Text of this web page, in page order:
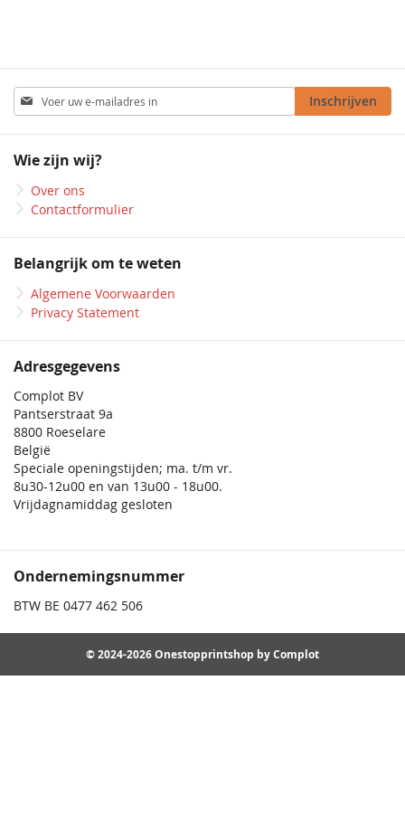
Abonneer
u
op
nieuwsbrief
Inschrijven
Wie zijn wij?
Over ons
Contactformulier
Belangrijk om te weten
Algemene Voorwaarden
Privacy Statement
Adresgegevens
Complot BV
Pantserstraat 9a
8800 Roeselare
België
Speciale openingstijden; ma. t/m vr.
8u30-12u00 en van 13u00 - 18u00.
Vrijdagnamiddag gesloten
Ondernemingsnummer
BTW BE 0477 462 506
© 2024-2026 Onestopprintshop by Complot